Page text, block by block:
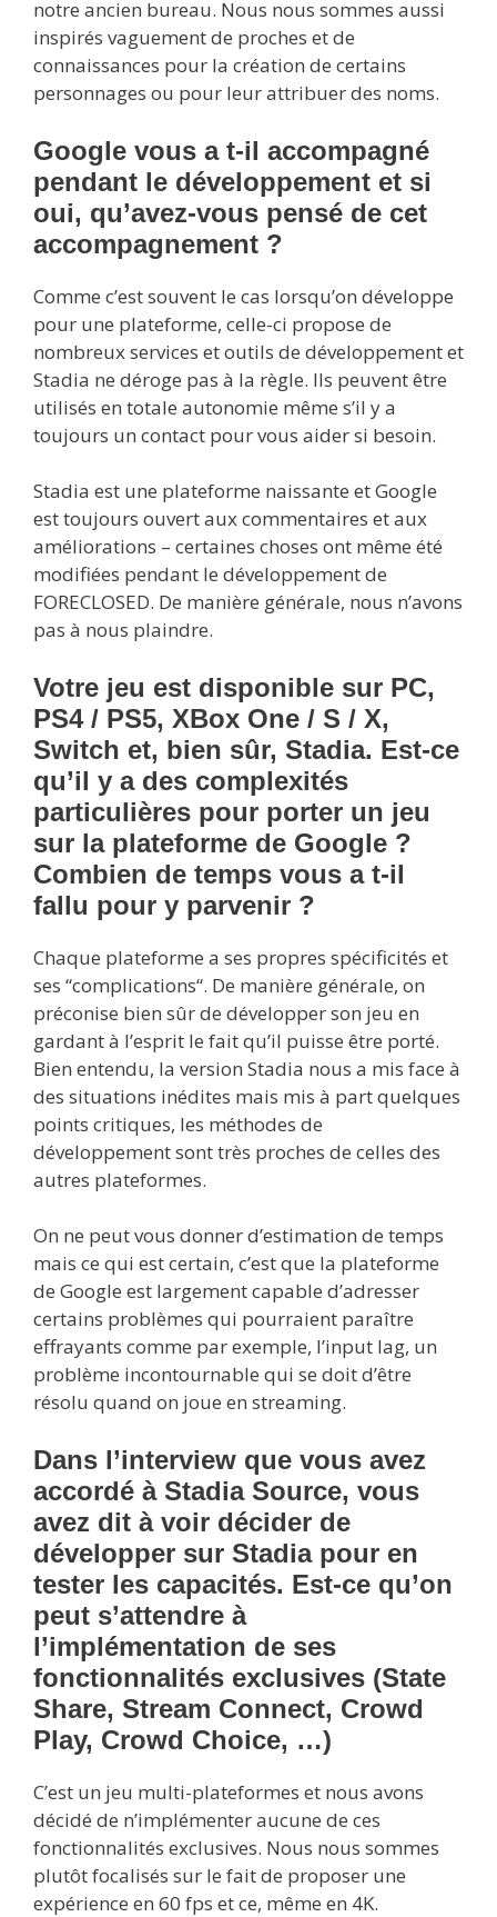
notre ancien bureau. Nous nous sommes aussi
inspirés vaguement de proches et de
connaissances pour la création de certains
personnages ou pour leur attribuer des noms.
Google vous a t-il accompagné
pendant le développement et si
oui, qu’avez-vous pensé de cet
accompagnement ?
Comme c’est souvent le cas lorsqu’on développe
pour une plateforme, celle-ci propose de
nombreux services et outils de développement et
Stadia ne déroge pas à la règle. Ils peuvent être
utilisés en totale autonomie même s’il y a
toujours un contact pour vous aider si besoin.
Stadia est une plateforme naissante et Google
est toujours ouvert aux commentaires et aux
améliorations – certaines choses ont même été
modifiées pendant le développement de
FORECLOSED. De manière générale, nous n’avons
pas à nous plaindre.
Votre jeu est disponible sur PC,
PS4 / PS5, XBox One / S / X,
Switch et, bien sûr, Stadia. Est-ce
qu’il y a des complexités
particulières pour porter un jeu
sur la plateforme de Google ?
Combien de temps vous a t-il
fallu pour y parvenir ?
Chaque plateforme a ses propres spécificités et
ses “complications“. De manière générale, on
préconise bien sûr de développer son jeu en
gardant à l’esprit le fait qu’il puisse être porté.
Bien entendu, la version Stadia nous a mis face à
des situations inédites mais mis à part quelques
points critiques, les méthodes de
développement sont très proches de celles des
autres plateformes.
On ne peut vous donner d’estimation de temps
mais ce qui est certain, c’est que la plateforme
de Google est largement capable d’adresser
certains problèmes qui pourraient paraître
effrayants comme par exemple, l’input lag, un
problème incontournable qui se doit d’être
résolu quand on joue en streaming.
Dans l’interview que vous avez
accordé à Stadia Source, vous
avez dit à voir décider de
développer sur Stadia pour en
tester les capacités. Est-ce qu’on
peut s’attendre à
l’implémentation de ses
fonctionnalités exclusives (State
Share, Stream Connect, Crowd
Play, Crowd Choice, …)
C’est un jeu multi-plateformes et nous avons
décidé de n’implémenter aucune de ces
fonctionnalités exclusives. Nous nous sommes
plutôt focalisés sur le fait de proposer une
expérience en 60 fps et ce, même en 4K.